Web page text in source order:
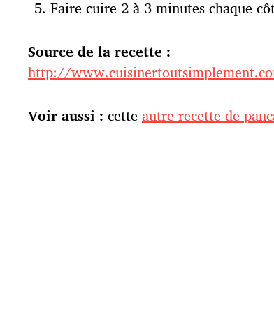
Faire cuire 2 à 3 minutes chaque
Source de la recette :
http://
Voir aussi : cetteautre recette de